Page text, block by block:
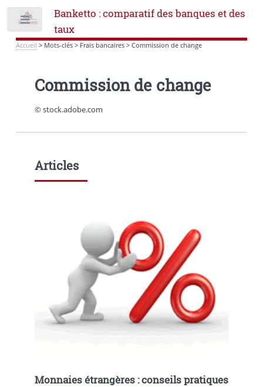
Banketto : comparatif des banques et des
taux
Accueil > Mots-clés> Frais bancaires> Commission de change
Commission de change
© stock.adobe.com
Articles
Monnaies étrangères : conseils pratiques